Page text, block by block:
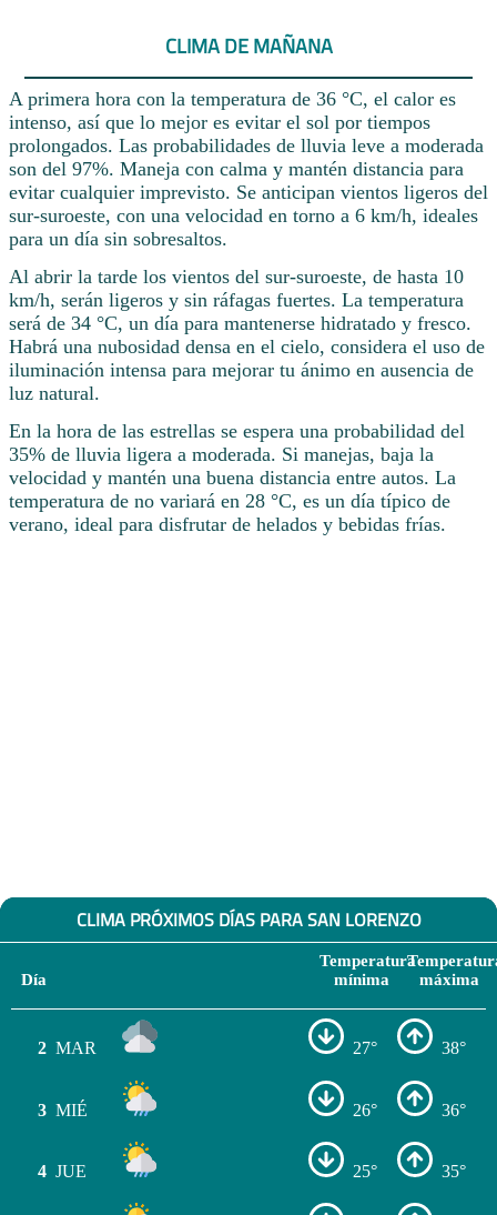
CLIMA DE MAÑANA
A primera hora con la temperatura de 36 °C, el calor es
intenso, así que lo mejor es evitar el sol por tiempos
prolongados. Las probabilidades de lluvia leve a moderada
son del 97%. Maneja con calma y mantén distancia para
evitar cualquier imprevisto. Se anticipan vientos ligeros del
sur-suroeste, con una velocidad en torno a 6 km/h, ideales
para un día sin sobresaltos.
Al abrir la tarde los vientos del sur-suroeste, de hasta 10
km/h, serán ligeros y sin ráfagas fuertes. La temperatura
será de 34 °C, un día para mantenerse hidratado y fresco.
Habrá una nubosidad densa en el cielo, considera el uso de
iluminación intensa para mejorar tu ánimo en ausencia de
luz natural.
En la hora de las estrellas se espera una probabilidad del
35% de lluvia ligera a moderada. Si manejas, baja la
velocidad y mantén una buena distancia entre autos. La
temperatura de no variará en 28 °C, es un día típico de
verano, ideal para disfrutar de helados y bebidas frías.
CLIMA PRÓXIMOS DÍAS PARA SAN LORENZO
Día
Temperatura
mínima
máxima
2 MAR 27° 38°
3 MIÉ 26° 36°
4 JUE 25° 35°